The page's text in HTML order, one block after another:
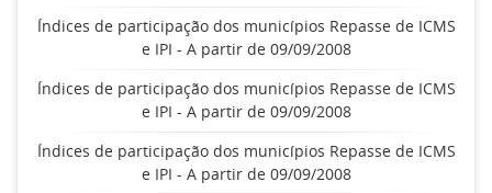
Índices de participação dos municípios Repasse de ICMS
e IPI - A partir de 09/09/2008
Índices de participação dos municípios Repasse de ICMS
e IPI - A partir de 09/09/2008
Índices de participação dos municípios Repasse de ICMS
e IPI - A partir de 09/09/2008